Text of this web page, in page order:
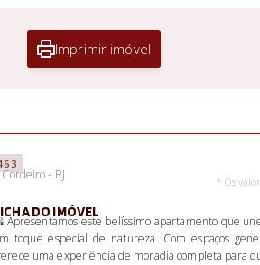
Imprimir imóvel
- RJ * Os
DO IMÓVEL
Apresentamos este belíssimo apartamento que
toque especial de natureza. Com espaços
uma experiência de moradia completa para